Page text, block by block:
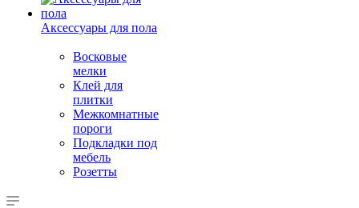
Аксессуары для пола
Восковые
мелки
Клей для
плитки
Межкомнатные
пороги
Подкладки под
мебель
Розетты